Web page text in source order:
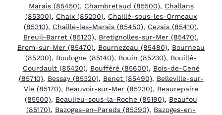
Marais (85450), Chambretaud (85500), Challans
(85300), Chaix (85200), Chaillé-sous-les-Ormeaux
(85310), Chaillé-les-Marais (85450), Cezais (85410),
Breuil-Barret (85120), Bretignolles-sur-Mer (85470),
Brem-sur-Mer (85470), Bournezeau (85480), Bourneau
(85200), Boulogne (85140), Bouin (85230), Bouillé-
Courdault (85420), Boufféré (85600), Bois-de-Cené
(85710), Bessay (85320), Benet (85490), Belleville-sur-
Vie (85170), Beauvoir-sur-Mer (85230), Beaurepaire
(85500), Beaulieu-sous-la-Roche (85190), Beaufou
(85170), Bazoges-en-Pareds (85390), Bazoges-en-